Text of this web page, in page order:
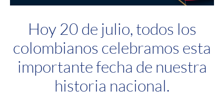
Hoy 20 de julio, todos los
colombianos celebramos esta
importante fecha de nuestra
historia nacional.